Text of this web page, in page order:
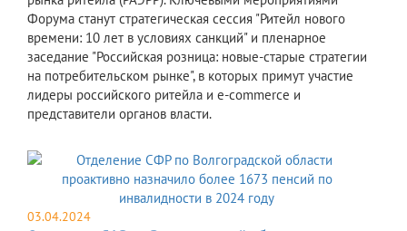
Форума станут стратегическая сессия "Ритейл нового
времени: 10 лет в условиях санкций" и пленарное
заседание "Российская розница: новые-старые стратегии
на потребительском рынке", в которых примут участие
лидеры российского ритейла и e-commerce и
представители органов власти.
03.04.2024